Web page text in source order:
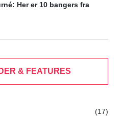
Her er 10 bangers fra
& FEATURES
(17)